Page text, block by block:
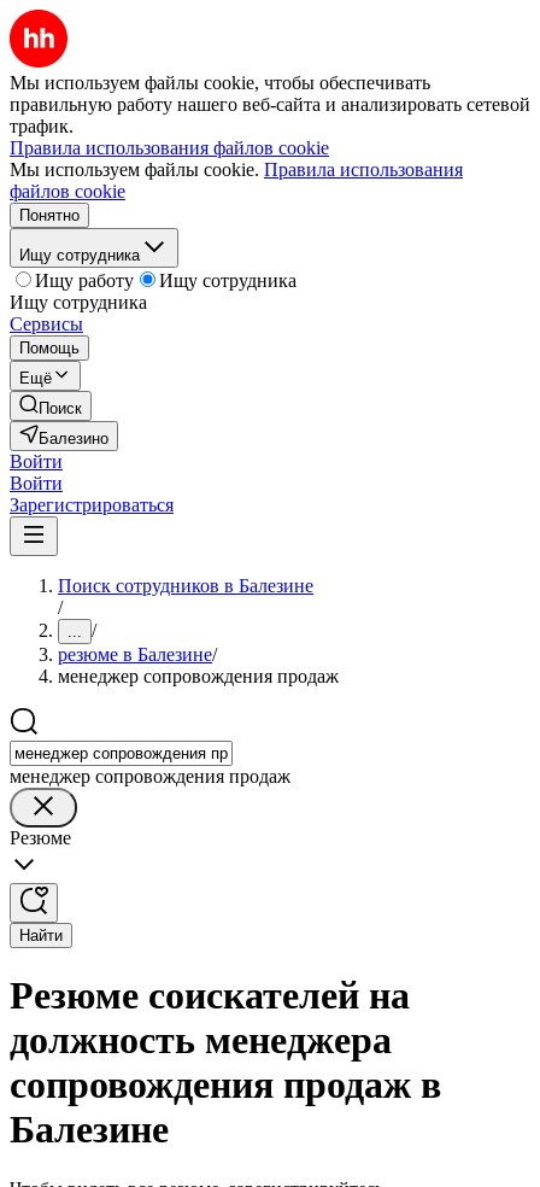
Мы используем файлы cookie, чтобы обеспечивать
правильную работу нашего веб-сайта и анализировать сетевой
трафик.
Правила использования файлов cookie
Мы используем файлы cookie. Правила использования
файлов cookie
Понятно
Ищу сотрудника
Ищу работу
Ищу сотрудника
Ищу сотрудника
Сервисы
Помощь
Ещё
Поиск
Балезино
Войти
Войти
Зарегистрироваться
Поиск сотрудников в Балезине
/
... /
резюме в Балезине/
менеджер сопровождения продаж
менеджер сопровождения продаж
Резюме
Найти
Резюме соискателей на
должность менеджера
сопровождения продаж в
Балезине